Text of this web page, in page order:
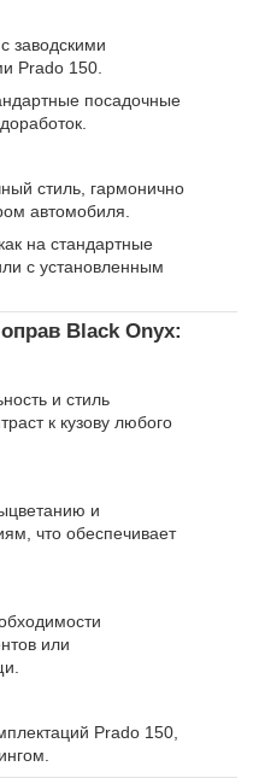
заводскими
Prado 150.
посадочные
стиль, гармонично
автомобиля.
на стандартные
с установленным
Black Onyx:
и стиль
к кузову любого
и
что обеспечивает
или
Prado 150,